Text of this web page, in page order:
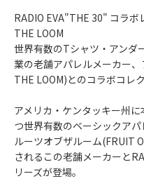
RADIO EVA"THE 30" コラ
THE LOOM
世界有数のTシャツ・アンダ
業の老舗アパレルメーカー
THE LOOM)とのコラボコレ
アメリカ・ケンタッキー州
つ世界有数のベーシックア
ルーツオブザルーム(FRUIT
されるこの老舗メーカーと
リーズが登場。